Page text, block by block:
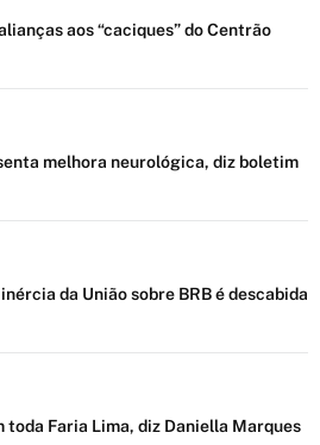
aos “caciques” do Centrão
melhora neurológica, diz boletim
da União sobre BRB é descabida
toda Faria Lima, diz Daniella Marques